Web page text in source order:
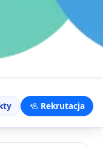
cyklu — dyplom
Rekrutacja